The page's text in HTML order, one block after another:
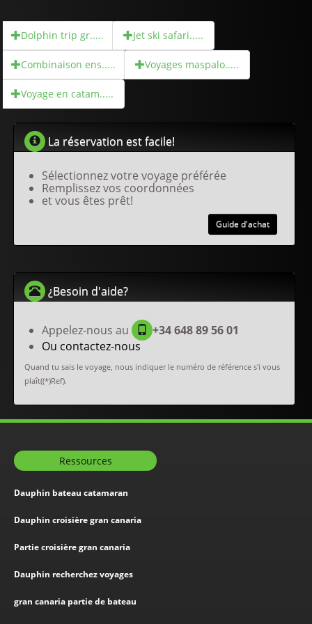
Dolphin trip gr..... Jet ski safari.....
Combinaison ens..... Voyages maspalo.....
Voyage en catam.....
La réservation est facile!
Sélectionnez votre voyage préférée
Remplissez vos coordonnées
et vous êtes prêt!
Guide d'achat
¿Besoin d'aide?
Appelez-nous au
+34 648 89 56 01
Ou contactez-nous
Quand tu sais le voyage, nous indiquer le numéro de référence s'i vous
plaît((*)Ref).
Ressources
Dauphin bateau catamaran
Dauphin croisière gran canaria
Partie croisière gran canaria
Dauphin recherchez voyages
gran canaria partie de bateau